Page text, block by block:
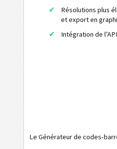
DotCode
Royal Mail
Tagging
Résolutions plus
et export en
Intégration de
Le Générateur de codes-